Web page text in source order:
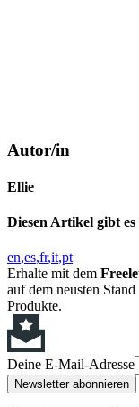
Autor/in
Ellie
Diesen Artikel gibt
en es fr it pt
Erhalte mit dem
auf dem neusten
Produkte.
Deine E-Mail-Adresse
Newsletter abonnieren